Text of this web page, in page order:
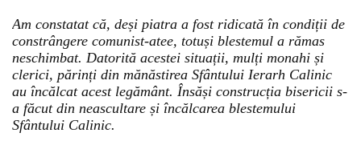
Am constatat că, deși piatra a fost ridicată în condiții de
constrângere comunist-atee, totuși blestemul a rămas
neschimbat. Datorită acestei situații, mulți monahi și
clerici, părinți din mănăstirea Sfântului Ierarh Calinic
au încălcat acest legământ. Însăși construcția bisericii s-
a făcut din neascultare și încălcarea blestemului
Sfântului Calinic.